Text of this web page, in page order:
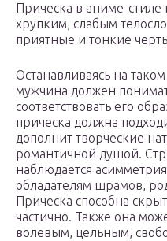
Прическа в аниме-
хрупким, слабым
приятные и тонкие
Останавливаясь на
мужчина должен
соответствовать его
прическа должна
дополнит творческие
романтичной душой.
наблюдается
обладателям шрамов,
Прическа способна
частично. Также она
волевым, цельным,